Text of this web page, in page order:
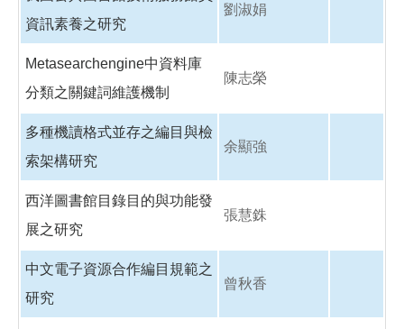
資訊素養之研究
劉淑娟
Metasearchengine中資料庫
分類之關鍵詞維護機制
陳志榮
多種機讀格式並存之編目與檢
索架構研究
余顯強
西洋圖書館目錄目的與功能發
展之研究
張慧銖
中文電子資源合作編目規範之
研究
曾秋香